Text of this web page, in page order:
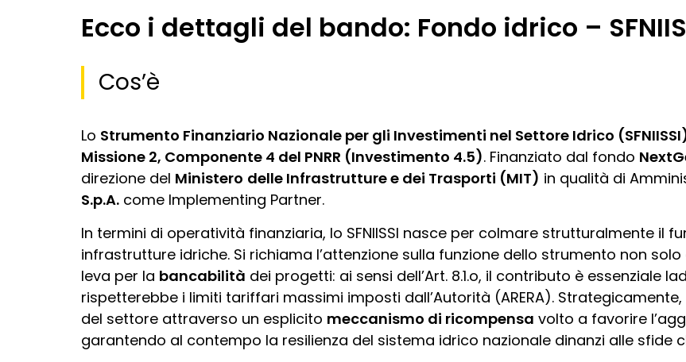
Ecco i dettagli del bando: Fondo idrico –
Cos’è
Lo Strumento Finanziario Nazionale per gli Investimenti nel Settore Idrico
Missione 2, Componente 4 del PNRR (Investimento 4.5). Finanziato dal fondo
direzione del Ministero delle Infrastrutture e dei Trasporti (MIT) in qualità di
S.p.A. come Implementing Partner.
In termini di operatività finanziaria, lo SFNIISSI nasce per colmare strutturalmente il
infrastrutture idriche. Si richiama l’attenzione sulla funzione dello strumento non
leva per la bancabilità dei progetti: ai sensi dell’Art. 8.1.o, il contributo è essenziale
rispetterebbe i limiti tariffari massimi imposti dall’Autorità (ARERA).
del settore attraverso un esplicito meccanismo di ricompensa volto a favorire
garantendo al contempo la resilienza del sistema idrico nazionale dinanzi alle sfide